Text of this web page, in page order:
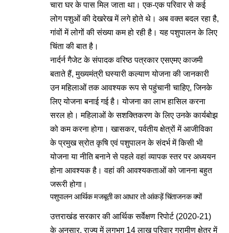
चारा घर के पास मिल जाता था। एक-एक परिवार से कई
लोग पशुओं की देखरेख में लगे होते थे। अब वक्त बदल रहा है,
गांवों में लोगों की संख्या कम हो रही है। यह पशुपालन के लिए
चिंता की बात है।
नार्दर्न गैजेटके संपादक वरिष्ठ पत्रकार एसएमए काजमी
बताते हैं, मुख्यमंत्री घस्यारी कल्याण योजना की जानकारी
उन महिलाओं तक आवश्यक रूप से पहुंचानी चाहिए, जिनके
लिए योजना बनाई गई है। योजना का लाभ हासिल करना
सरल हो। महिलाओं के सशक्तिकरण के लिए उनके कार्यबोझ
को कम करना होगा। खासकर, पर्वतीय क्षेत्रों में आजीविका
के प्रमुख स्रोत कृषि एवं पशुपालन के संदर्भ में किसी भी
योजना या नीति बनाने से पहले वहां व्यापक स्तर पर अध्ययन
होना आवश्यक है। वहां की आवश्यकताओं को जानना बहुत
जरूरी होगा।
पशुपालन आर्थिक मजबूती का आधार तो आंकड़ें चिंताजनक क्यों
उत्तराखंड सरकार की आर्थिक सर्वेक्षण रिपोर्ट (2020-21)
के अनुसार, राज्य में लगभग 14 लाख परिवार ग्रामीण क्षेत्र में